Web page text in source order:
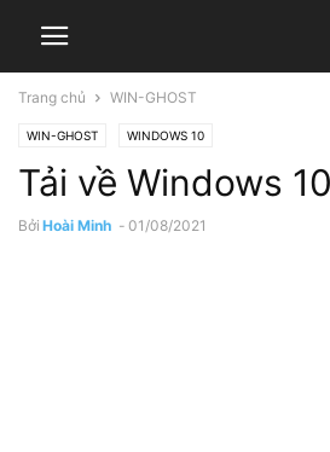
Trang chủ WIN-GHOST
WIN-GHOST WINDOWS 10
Tải về Windows
Bởi Hoài Minh - 01/08/2021